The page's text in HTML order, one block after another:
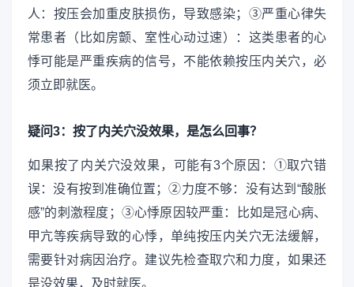
人：按压会加重皮肤损伤，导致感染；③严重心律失
常患者（比如房颤、室性心动过速）：这类患者的心
悸可能是严重疾病的信号，不能依赖按压内关穴，必
须立即就医。
疑问3：按了内关穴没效果，是怎么回事？
如果按了内关穴没效果，可能有3个原因：①取穴错
误：没有按到准确位置；②力度不够：没有达到“酸胀
感”的刺激程度；③心悸原因较严重：比如是冠心病、
甲亢等疾病导致的心悸，单纯按压内关穴无法缓解，
需要针对病因治疗。建议先检查取穴和力度，如果还
是没效果，及时就医。